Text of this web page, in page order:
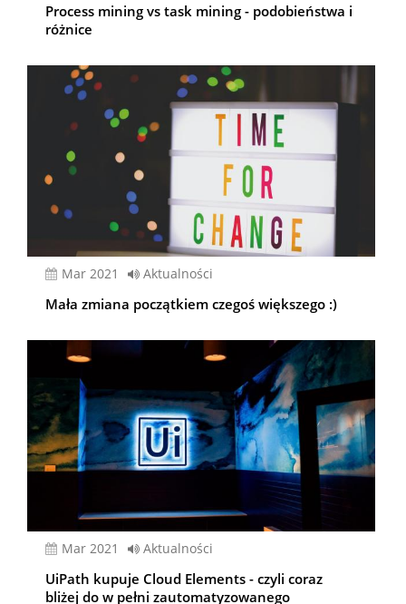
Process mining vs task mining - podobieństwa i
różnice
mar 2021 Aktualności
Mała zmiana początkiem czegoś większego :)
mar 2021 Aktualności
UiPath kupuje Cloud Elements - czyli coraz
bliżej do w pełni zautomatyzowanego